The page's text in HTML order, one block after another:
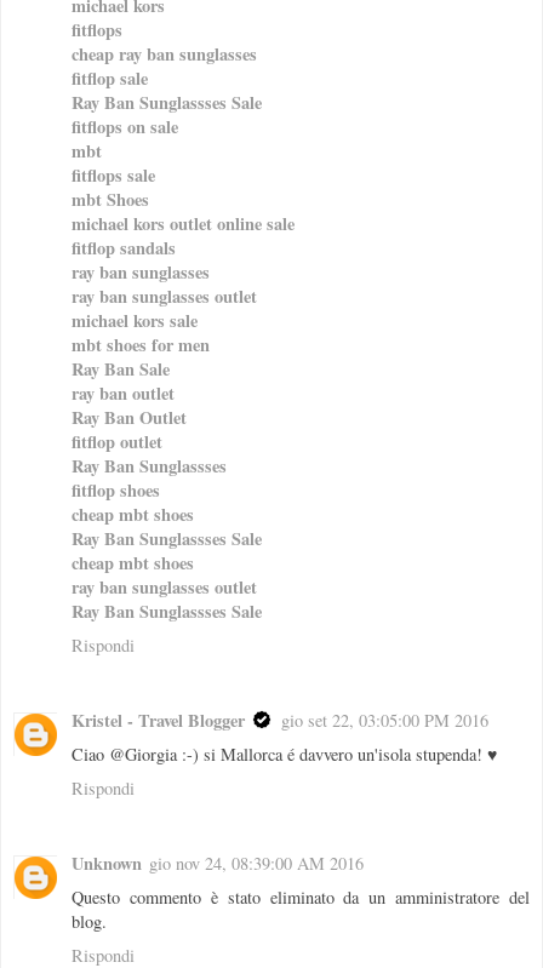
michael kors
fitflops
cheap ray ban sunglasses
fitflop sale
Ray Ban Sunglassses Sale
fitflops on sale
mbt
fitflops sale
mbt Shoes
michael kors outlet online sale
fitflop sandals
ray ban sunglasses
ray ban sunglasses outlet
michael kors sale
mbt shoes for men
Ray Ban Sale
ray ban outlet
Ray Ban Outlet
fitflop outlet
Ray Ban Sunglassses
fitflop shoes
cheap mbt shoes
Ray Ban Sunglassses Sale
cheap mbt shoes
ray ban sunglasses outlet
Ray Ban Sunglassses Sale
Rispondi
Kristel - Travel Blogger
gio set 22, 03:05:00 PM 2016
Ciao @Giorgia :-) si Mallorca é davvero un'isola stupenda! ♥
Rispondi
Unknown gio nov 24, 08:39:00 AM 2016
Questo commento è stato eliminato da un amministratore del
blog.
Rispondi